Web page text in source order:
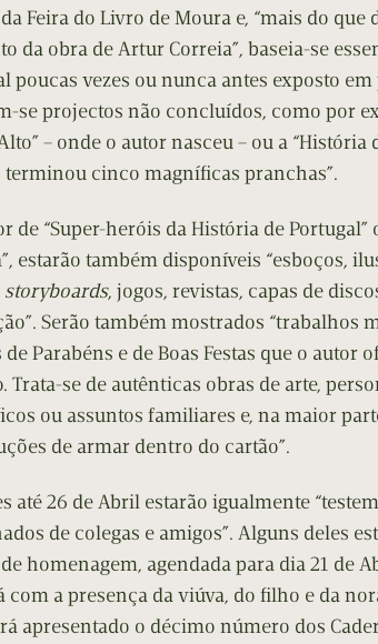
Feira do Livro de Moura e, “mais do que
da obra de Artur Correia”, baseia-se
poucas vezes ou nunca antes exposto em
se projectos não concluídos, como por
– onde o autor nasceu – ou a “História
terminou cinco magníficas pranchas”.
de “Super-heróis da História de Portugal”
estarão também disponíveis “esboços,
storyboards, jogos, revistas, capas de
Serão também mostrados “trabalhos
de Parabéns e de Boas Festas que o autor
Trata-se de autênticas obras de arte,
ou assuntos familiares e, na maior
de armar dentro do cartão”.
até 26 de Abril estarão igualmente
de colegas e amigos”. Alguns deles
homenagem, agendada para dia 21 de
com a presença da viúva, do filho e da
apresentado o décimo número dos